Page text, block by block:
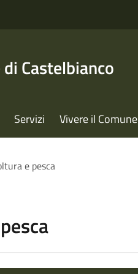
Castelbianco
Servizi Vivere il Comune
e pesca